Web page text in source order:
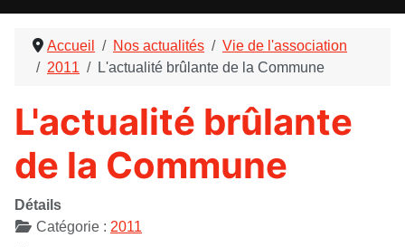
Accueil Nos actualités
Vie de l'association
2011
L'actualité brûlante de la Commune
L'actualité brûlante
de la Commune
Détails
Catégorie : 2011